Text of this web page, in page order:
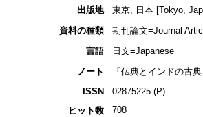
出版地
東京, 日本 [Tokyo,
資料の種類
期刊論文=Journal
言語
日文=Japanese
ノート
「仏典とインドの古
ISSN
02875225 (P)
ヒット数
708